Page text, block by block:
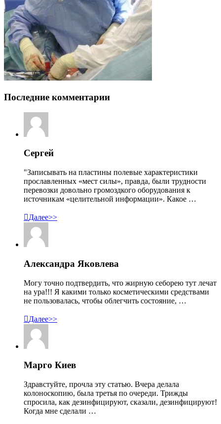
Последние комментарии
Сергей
"Записывать на пластины полевые характеристики
прославленных «мест силы», правда, были трудности
перевозки довольно громоздкого оборудования к
источникам «целительной информации». Какое …
Далее>>
Александра Яковлева
Могу точно подтвердить, что жирную себорею тут лечат
на ура!!! Я какими только косметическими средствами
не пользовалась, чтобы облегчить состояние, …
Далее>>
Марго Киев
Здравстуйте, прочла эту статью. Вчера делала
колоноскопию, была третья по очереди. Трижды
спросила, как дезинфицируют, сказали, дезинфицируют!
Когда мне сделали …